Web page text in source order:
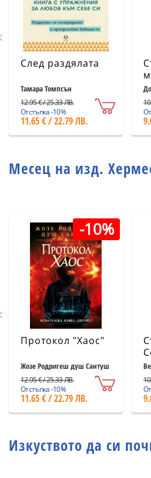
След раздялата
Тамара Томпсън
12.95 € / 25.33 ЛВ.
Отстъпка -10%
11.65 € / 22.79 ЛВ.
Месец на изд.
-10%
Протокол "Хаос"
Жозе Родригеш душ Сантуш
12.95 € / 25.33 ЛВ.
Отстъпка -10%
11.65 € / 22.79 ЛВ.
Изкуството да си